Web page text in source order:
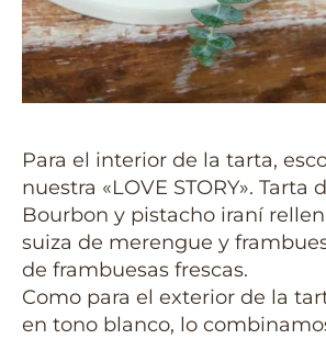
Para el interior de la tarta,
nuestra «LOVE STORY». Tarta
Bourbon y pistacho iraní
suiza de merengue y
de frambuesas frescas.
Como para el exterior de la
en tono blanco, lo